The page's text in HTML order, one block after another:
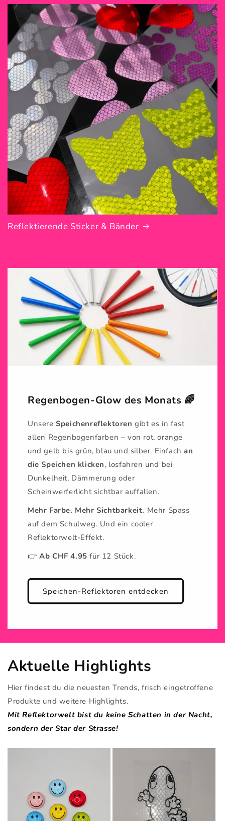
Reflektierende Sticker & Bänder
Regenbogen-Glow des Monats 🌈
UnsereSpeichenreflektorengibt es in fast
allen Regenbogenfarben – von rot, orange
und gelb bis grün, blau und silber. Einfachan
die Speichen klicken, losfahren und bei
Dunkelheit, Dämmerung oder
Scheinwerferlicht sichtbar auffallen.
Mehr Farbe. Mehr Sichtbarkeit. Mehr Spass
auf dem Schulweg. Und ein cooler
Reflektorwelt-Effekt.
👉Ab CHF 4.95 für 12 Stück.
Speichen-Reflektoren entdecken
Aktuelle Highlights
Hier findest du die neuesten Trends, frisch eingetroffene
Produkte und weitere Highlights.
Mit Reflektorwelt bist du keine Schatten in der Nacht,
sondern der Star der Strasse!